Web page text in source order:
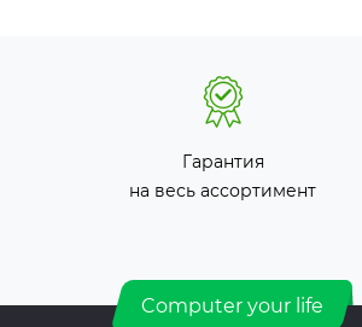
Гарантия
на весь ассортимент
Computer your life